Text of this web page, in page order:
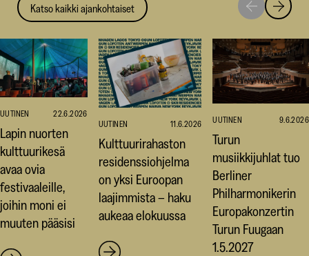
Katso kaikki ajankohtaiset
Siirry
seuraavaan
Siirry
UUTINEN 22.6.2026
Lapin nuorten
kulttuurikesä
avaa ovia
festivaaleille,
joihin moni ei
muuten pääsisi
UUTINEN 11.6.2026
Kulttuurirahaston
residenssiohjelma
on yksi Euroopan
laajimmista – haku
aukeaa elokuussa
UUTINEN 9.6.2026
Turun
musiikkijuhlat tuo
Berliner
Philharmonikerin
Europakonzertin
Turun Fuugaan
1.5.2027